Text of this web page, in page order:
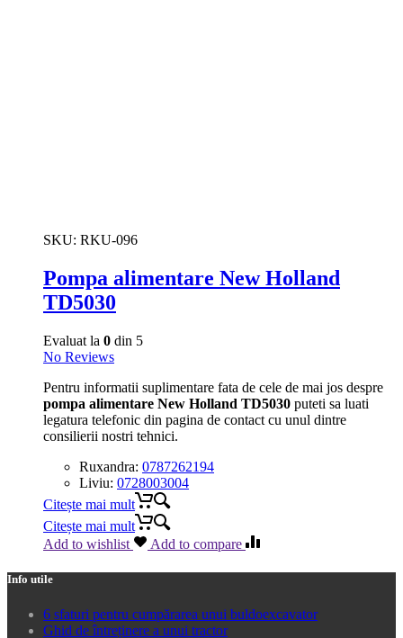
SKU: RKU-096
Pompa alimentare New Holland
TD5030
Evaluat la 0 din 5
No Reviews
Pentru informatii suplimentare fata de cele de mai jos despre
pompa alimentare New Holland TD5030 puteti sa luati
legatura telefonic din pagina de contact cu unul dintre
consilierii nostri tehnici.
Ruxandra: 0787262194
Liviu: 0728003004
Citește mai mult
Citește mai mult
Add to wishlist
Add to compare
Info utile
6 sfaturi pentru cumpărarea unui buldoexcavator
Ghid de întreținere a unui tractor